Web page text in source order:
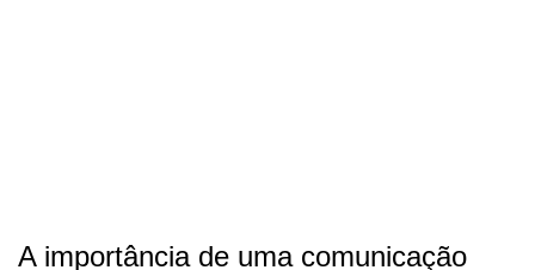
A importância de uma comunicação